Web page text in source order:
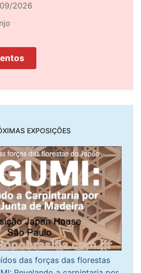
2026
EXPOSIÇÕES
das forças das florestas